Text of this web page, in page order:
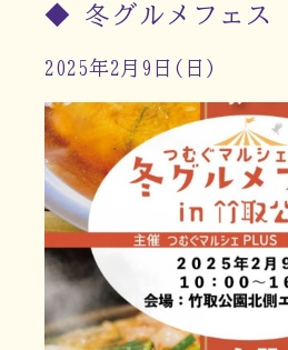
◆ 冬グルメフェス
2025年2月9日(日)